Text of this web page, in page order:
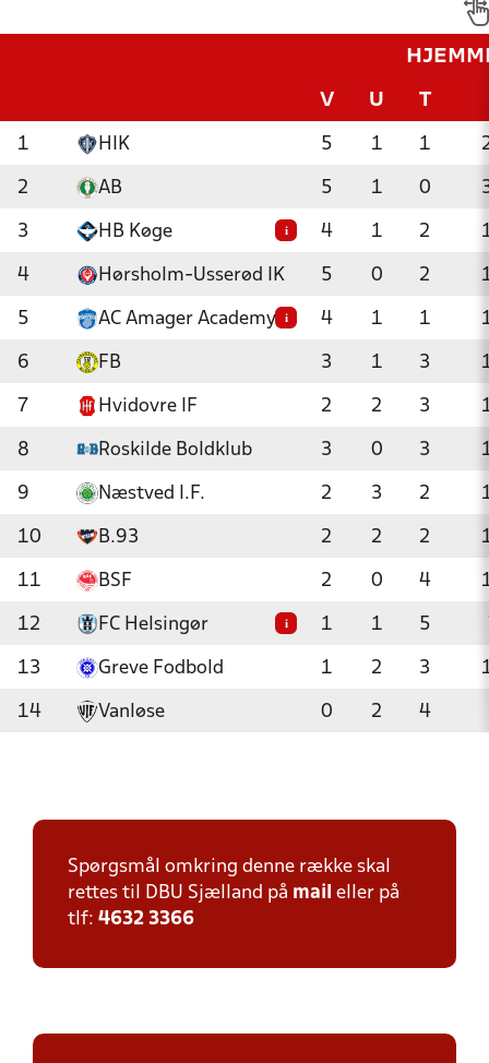
V U T
1 HIK 5 1 1
2 AB 5 1 0
3 HB Køge i 4 1 2
4 Hørsholm-Usserød IK 5 0 2
5 AC Amager Academy i 4 1 1
6 FB 3 1 3
7 Hvidovre IF 2 2 3
8 Roskilde Boldklub 3 0 3
9 Næstved I.F. 2 3 2
10 B.93 2 2 2
11 BSF 2 0 4
12 FC Helsingør i 1 1 5
13 Greve Fodbold 1 2 3
14 Vanløse 0 2 4
Spørgsmål omkring denne række skal
rettes til DBU Sjælland på mail eller på
tlf: 4632 3366